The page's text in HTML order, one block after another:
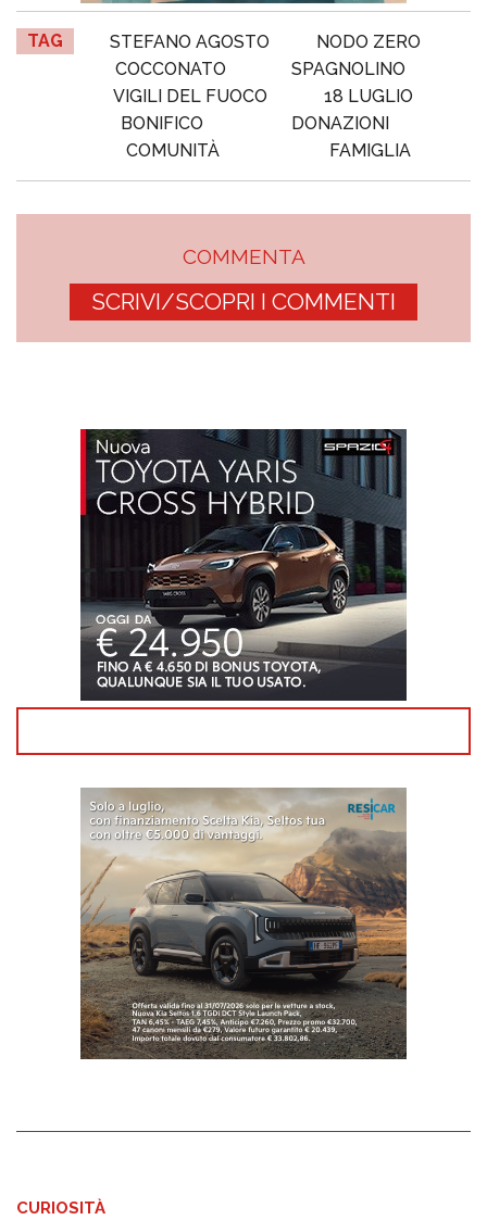
TAG STEFANO AGOSTO
NODO ZERO
COCCONATO
SPAGNOLINO
VIGILI DEL FUOCO
18 LUGLIO
BONIFICO
DONAZIONI
COMUNITÀ
FAMIGLIA
COMMENTA
SCRIVI/SCOPRI I COMMENTI
CURIOSITÀ